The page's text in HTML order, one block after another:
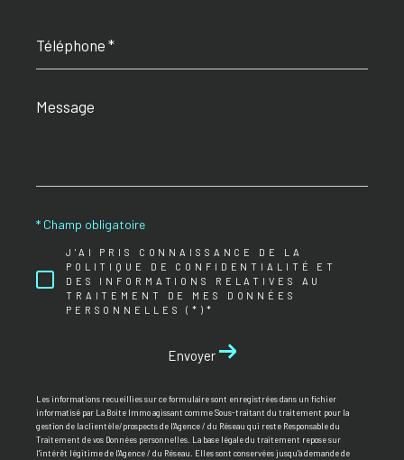
*
Message
*
J'AI PRIS CONNAISSANCE DE LA
POLITIQUE DE CONFIDENTIALITÉ ET
DES INFORMATIONS RELATIVES AU
TRAITEMENT DE MES DONNÉES
PERSONNELLES (*)*
* Champ obligatoire
Envoyer
Les informations recueillies sur ce formulaire sont enregistrées dans un fichier
informatisé par La Boite Immo agissant comme Sous-traitant du traitement pour la
gestion de la clientèle/prospects de l'Agence / du Réseau qui reste Responsable du
Traitement de vos Données personnelles. La base légale du traitement repose sur
l'intérêt légitime de l'Agence / du Réseau. Elles sont conservées jusqu'à demande de